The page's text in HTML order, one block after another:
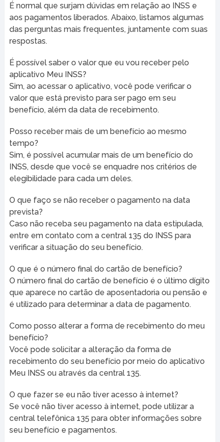
É normal que surjam dúvidas em relação ao INSS e
aos pagamentos liberados. Abaixo, listamos algumas
das perguntas mais frequentes, juntamente com suas
respostas.
É possível saber o valor que eu vou receber pelo
aplicativo Meu INSS?
Sim, ao acessar o aplicativo, você pode verificar o
valor que está previsto para ser pago em seu
benefício, além da data de recebimento.
Posso receber mais de um benefício ao mesmo
tempo?
Sim, é possível acumular mais de um benefício do
INSS, desde que você se enquadre nos critérios de
elegibilidade para cada um deles.
O que faço se não receber o pagamento na data
prevista?
Caso não receba seu pagamento na data estipulada,
entre em contato com a central 135 do INSS para
verificar a situação do seu benefício.
O que é o número final do cartão de benefício?
O número final do cartão de benefício é o último dígito
que aparece no cartão de aposentadoria ou pensão e
é utilizado para determinar a data de pagamento.
Como posso alterar a forma de recebimento do meu
benefício?
Você pode solicitar a alteração da forma de
recebimento do seu benefício por meio do aplicativo
Meu INSS ou através da central 135.
O que fazer se eu não tiver acesso à internet?
Se você não tiver acesso à internet, pode utilizar a
central telefônica 135 para obter informações sobre
seu benefício e pagamentos.